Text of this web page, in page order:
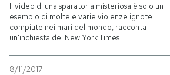
Il video di una sparatoria misteriosa è solo un
esempio di molte e varie violenze ignote
compiute nei mari del mondo, racconta
un'inchiesta del New York Times
8/11/2017